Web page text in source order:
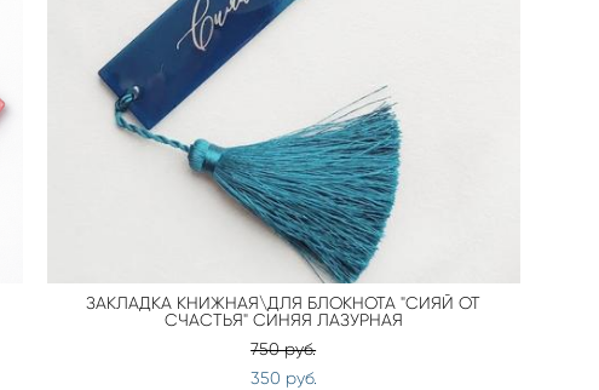
ЗАКЛАДКА КНИЖНАЯ\ДЛЯ БЛОКНОТА "СИЯЙ ОТ
СЧАСТЬЯ" СИНЯЯ ЛАЗУРНАЯ
750 pуб.
350 pуб.